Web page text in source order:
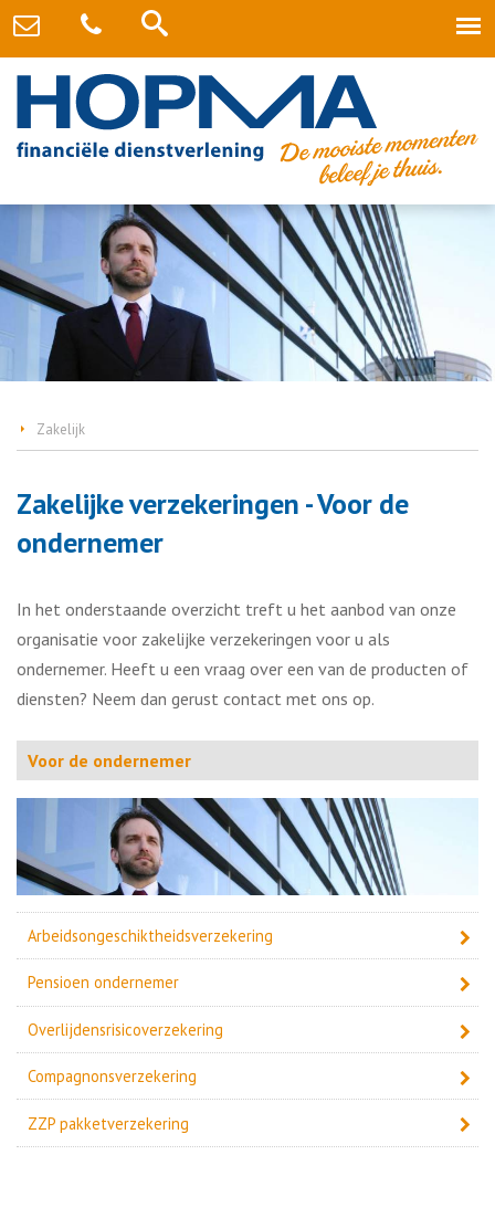
Zakelijk
Zakelijke verzekeringen - Voor de
ondernemer
In het onderstaande overzicht treft u het aanbod van onze
organisatie voor zakelijke verzekeringen voor u als
ondernemer. Heeft u een vraag over een van de producten of
diensten? Neem dan gerust contact met ons op.
Voor de ondernemer
Arbeidsongeschiktheidsverzekering
Pensioen ondernemer
Overlijdensrisicoverzekering
Compagnonsverzekering
ZZP pakketverzekering